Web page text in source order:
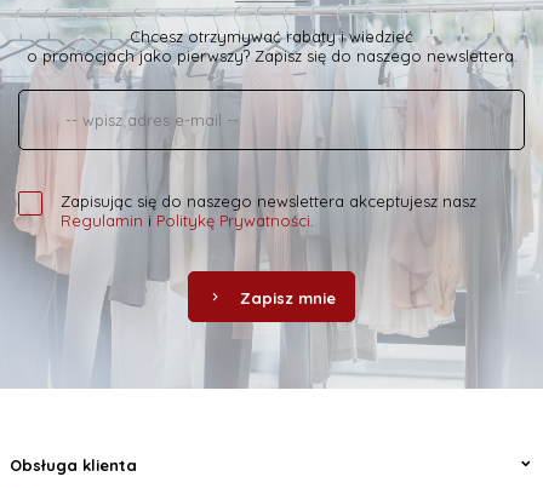
Chcesz otrzymywać rabaty i wiedzieć
o promocjach jako pierwszy? Zapisz się do naszego newslettera.
Zapisując się do naszego newslettera akceptujesz nasz
Regulamin i Politykę Prywatności
Zapisz mnie
Obsługa klienta